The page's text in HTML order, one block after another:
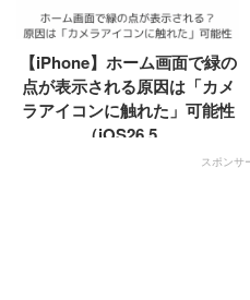
【iPhone】ホーム画面で緑の
点が表示される原因は「カメ
ラアイコンに触れた」可能性
（iOS26.5....
スポンサ